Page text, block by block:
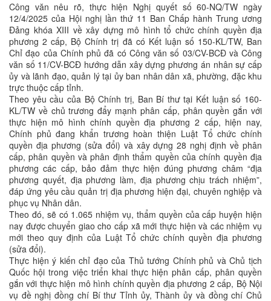
Công văn nêu rõ, thực hiện Nghị quyết số 60-NQ/TW ngày
12/4/2025 của Hội nghị lần thứ 11 Ban Chấp hành Trung ương
Đảng khóa XIII về xây dựng mô hình tổ chức chính quyền địa
phương 2 cấp, Bộ Chính trị đã có Kết luận số 150-KL/TW, Ban
Chỉ đạo của Chính phủ đã có Công văn số 03/CV-BCĐ và Công
văn số 11/CV-BCĐ hướng dẫn xây dựng phương án nhân sự cấp
ủy và lãnh đạo, quản lý tại ủy ban nhân dân xã, phường, đặc khu
trực thuộc cấp tỉnh.
Theo yêu cầu của Bộ Chính trị, Ban Bí thư tại Kết luận số 160-
KL/TW về chủ trương đẩy mạnh phân cấp, phân quyền gắn với
thực hiện mô hình chính quyền địa phương 2 cấp, hiện nay,
Chính phủ đang khẩn trương hoàn thiện Luật Tổ chức chính
quyền địa phương (sửa đổi) và xây dựng 28 nghị định về phân
cấp, phân quyền và phân định thẩm quyền của chính quyền địa
phương các cấp, bảo đảm thực hiện đúng phương châm “địa
phương quyết, địa phương làm, địa phương chịu trách nhiệm”,
đáp ứng yêu cầu quản trị địa phương hiện đại, chuyên nghiệp và
phục vụ Nhân dân.
Theo đó, sẽ có 1.065 nhiệm vụ, thẩm quyền của cấp huyện hiện
nay được chuyển giao cho cấp xã mới thực hiện và các nhiệm vụ
mới theo quy định của Luật Tổ chức chính quyền địa phương
(sửa đổi).
Thực hiện ý kiến chỉ đạo của Thủ tướng Chính phủ và Chủ tịch
Quốc hội trong việc triển khai thực hiện phân cấp, phân quyền
gắn với thực hiện mô hình chính quyền địa phương 2 cấp, Bộ Nội
vụ đề nghị đồng chí Bí thư Tỉnh ủy, Thành ủy và đồng chí Chủ